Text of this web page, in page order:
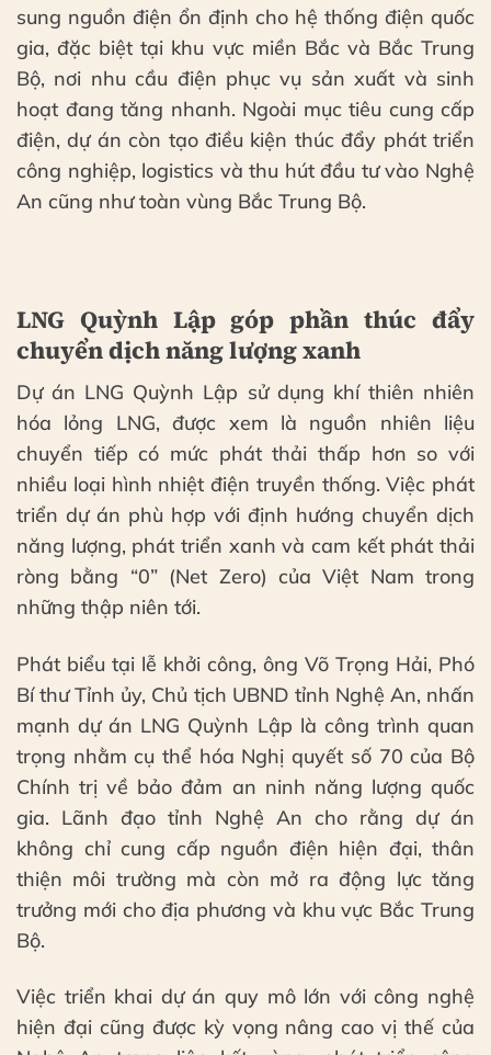
sung nguồn điện ổn định cho hệ thống điện quốc
gia, đặc biệt tại khu vực miền Bắc và Bắc Trung
Bộ, nơi nhu cầu điện phục vụ sản xuất và sinh
hoạt đang tăng nhanh. Ngoài mục tiêu cung cấp
điện, dự án còn tạo điều kiện thúc đẩy phát triển
công nghiệp, logistics và thu hút đầu tư vào Nghệ
An cũng như toàn vùng Bắc Trung Bộ.
LNG Quỳnh Lập góp phần thúc đẩy
chuyển dịch năng lượng xanh
Dự án LNG Quỳnh Lập sử dụng khí thiên nhiên
hóa lỏng LNG, được xem là nguồn nhiên liệu
chuyển tiếp có mức phát thải thấp hơn so với
nhiều loại hình nhiệt điện truyền thống. Việc phát
triển dự án phù hợp với định hướng chuyển dịch
năng lượng, phát triển xanh và cam kết phát thải
ròng bằng “0” (Net Zero) của Việt Nam trong
những thập niên tới.
Phát biểu tại lễ khởi công, ông Võ Trọng Hải, Phó
Bí thư Tỉnh ủy, Chủ tịch UBND tỉnh Nghệ An, nhấn
mạnh dự án LNG Quỳnh Lập là công trình quan
trọng nhằm cụ thể hóa Nghị quyết số 70 của Bộ
Chính trị về bảo đảm an ninh năng lượng quốc
gia. Lãnh đạo tỉnh Nghệ An cho rằng dự án
không chỉ cung cấp nguồn điện hiện đại, thân
thiện môi trường mà còn mở ra động lực tăng
trưởng mới cho địa phương và khu vực Bắc Trung
Bộ.
Việc triển khai dự án quy mô lớn với công nghệ
hiện đại cũng được kỳ vọng nâng cao vị thế của